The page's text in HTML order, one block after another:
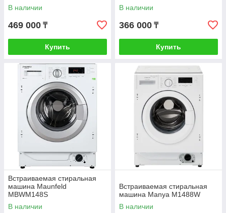
В наличии
469 000 ₸
Купить
В наличии
366 000 ₸
Купить
Встраиваемая стиральная
машина Maunfeld
MBWM148S
В наличии
Встраиваемая стиральная
машина Manya M1488W
В наличии